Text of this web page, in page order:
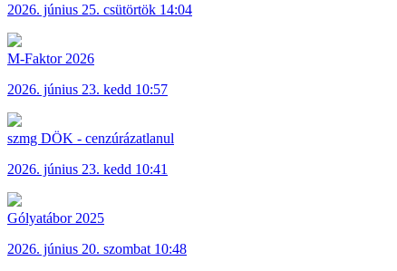
2026. június 25. csütörtök 14:04
M-Faktor 2026
2026. június 23. kedd 10:57
szmg DÖK - cenzúrázatlanul
2026. június 23. kedd 10:41
Gólyatábor 2025
2026. június 20. szombat 10:48